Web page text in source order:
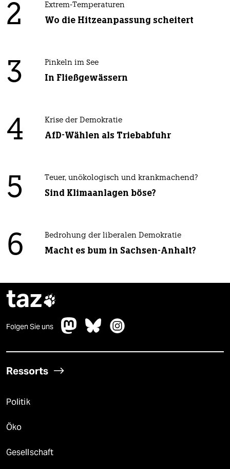
2 Extrem-Temperaturen
Wo die Hitzeanpassung scheitert
3 Pinkeln im See
In Fließgewässern
4 Krise der Demokratie
AfD-Wählen als Triebabfuhr
5 Teuer, unökologisch und krankmachend?
Sind Klimaanlagen böse?
6 Bedrohung der liberalen Demokratie
Macht es bum in Sachsen-Anhalt?
taz
Folgen Sie uns
Ressorts
Politik
Öko
Gesellschaft